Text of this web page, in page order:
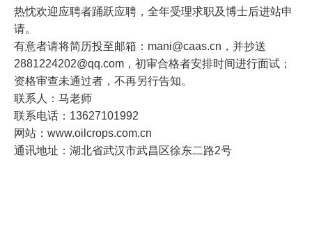
热忱欢迎应聘者踊跃应聘，全年受理求职及博士后进站申
请。
有意者请将简历投至邮箱：mani@caas.cn，并抄送
2881224202@qq.com，初审合格者安排时间进行面试；
资格审查未通过者，不再另行告知。
联系人：马老师
联系电话：13627101992
网站：www.oilcrops.com.cn
通讯地址：湖北省武汉市武昌区徐东二路2号